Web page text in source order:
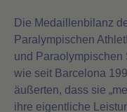
Die Medaillenbilanz
Paralympischen
und Paraolympischen
wie seit Barcelona
äußerten, dass sie
ihre eigentliche